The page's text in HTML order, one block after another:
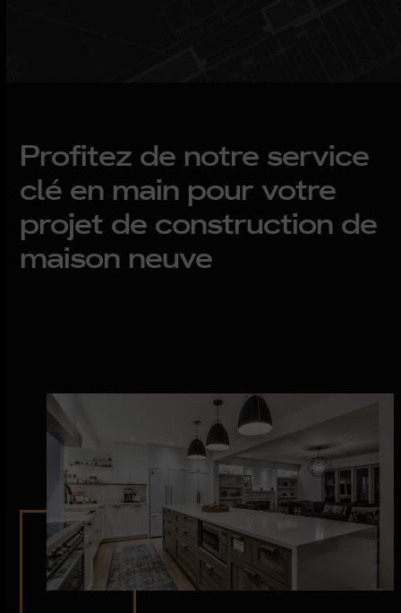
Profitez de notre service
clé en main pour votre
projet de construction de
maison neuve